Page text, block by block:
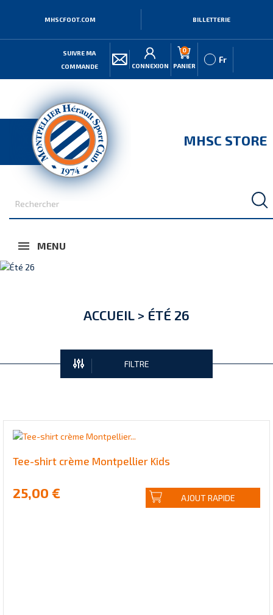
MHSCFOOT.COM BILLETTERIE
SUIVRE MA
COMMANDE
CONNEXION
0
PANIER
Fr
MHSC STORE
MENU
ACCUEIL > ÉTÉ 26
FILTRE
Tee-shirt crème Montpellier Kids
25,00 € AJOUT RAPIDE